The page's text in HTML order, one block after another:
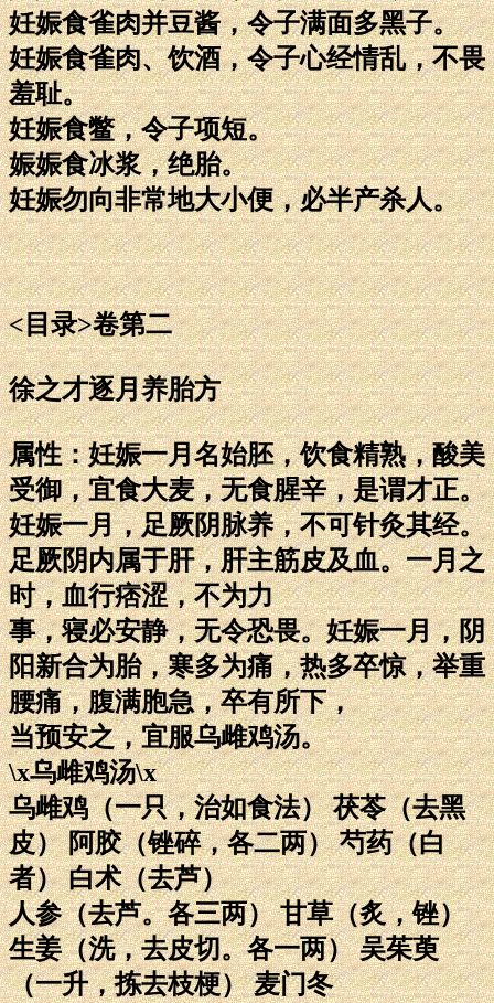
妊娠食雀肉并豆酱，令子满面多黑子。
妊娠食雀肉、饮酒，令子心经情乱，不畏
羞耻。
妊娠食鳖，令子项短。
娠娠食冰浆，绝胎。
妊娠勿向非常地大小便，必半产杀人。
<目录>卷第二
徐之才逐月养胎方
属性：妊娠一月名始胚，饮食精熟，酸美
受御，宜食大麦，无食腥辛，是谓才正。
妊娠一月，足厥阴脉养，不可针灸其经。
足厥阴内属于肝，肝主筋皮及血。一月之
时，血行痞涩，不为力
事，寝必安静，无令恐畏。妊娠一月，阴
阳新合为胎，寒多为痛，热多卒惊，举重
腰痛，腹满胞急，卒有所下，
当预安之，宜服乌雌鸡汤。
\x乌雌鸡汤\x
乌雌鸡（一只，治如食法） 茯苓（去黑
皮） 阿胶（锉碎，各二两） 芍药（白
者） 白术（去芦）
人参（去芦。各三两） 甘草（炙，锉）
生姜（洗，去皮切。各一两） 吴茱萸
（一升，拣去枝梗） 麦门冬